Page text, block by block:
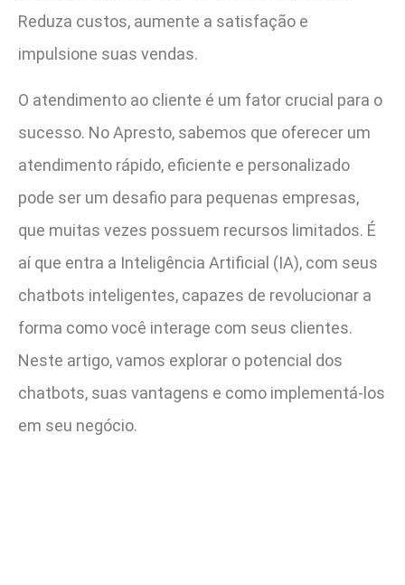
Reduza custos, aumente a satisfação e
impulsione suas vendas.
O atendimento ao cliente é um fator crucial para o
sucesso. No Apresto, sabemos que oferecer um
atendimento rápido, eficiente e personalizado
pode ser um desafio para pequenas empresas,
que muitas vezes possuem recursos limitados. É
aí que entra a Inteligência Artificial (IA), com seus
chatbots inteligentes, capazes de revolucionar a
forma como você interage com seus clientes.
Neste artigo, vamos explorar o potencial dos
chatbots, suas vantagens e como implementá-los
em seu negócio.